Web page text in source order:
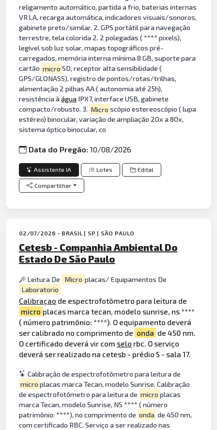
religamento automático, partida a frio, baterias internas
VR LA, recarga automática, indicadores visuais/sonoros,
gabinete preto/similar. 2. GPS portátil para navegação
terrestre, tela colorida 2. 2 polegadas ( **** pixels),
legível sob luz solar, mapas topográficos pré-
carregados, memória interna mínima 8 GB, suporte para
cartão micro SD, receptor alta sensibilidade (
GPS/GLONASS), registro de pontos/rotas/trilhas,
alimentação 2 pilhas AA ( autonomia até 25h),
resistência àágua IPX7, interface USB, gabinete
compacto/robusto. 3. Micro scópio estereoscópio ( lupa
estéreo) binocular, variação de ampliação 20x a 80x,
sistema óptico binocular, co
Data do Pregão:10/08/2026
Assistente IA Lotes Edital
Compartilhar
02/07/2026 - BRASIL | SP | SÃO PAULO
Cetesb - Companhia Ambiental Do
Estado De São Paulo
Leitura De Micro placas/ Equipamentos De
Laboratorio
Calibraçao de espectrofotômetro para leitura de
micro placas marca tecan, modelo sunrise, ns ****
( número patrimônio: ****). O equipamento deverá
ser calibrado no comprimento de onda de 450 nm.
O certificado deverá vir com selo rbc. O serviço
deverá ser realizado na cetesb - prédio 5 - sala 17.
Calibração de espectrofotômetro para leitura de
micro placas marca Tecan, modelo Sunrise. Calibração
de espectrofotômetro para leitura de micro placas
marca Tecan, modelo Sunrise, NS **** ( número
patrimônio: ****), no comprimento de onda de 450 nm,
com certificado RBC. Serviço a ser realizado nas